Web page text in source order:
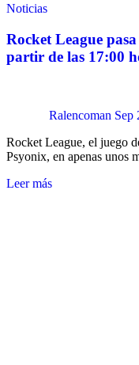
Noticias
Rocket League
partir de las 17:00
Ralencoman Sep
Rocket League, el juego
Psyonix, en apenas unos
Leer más